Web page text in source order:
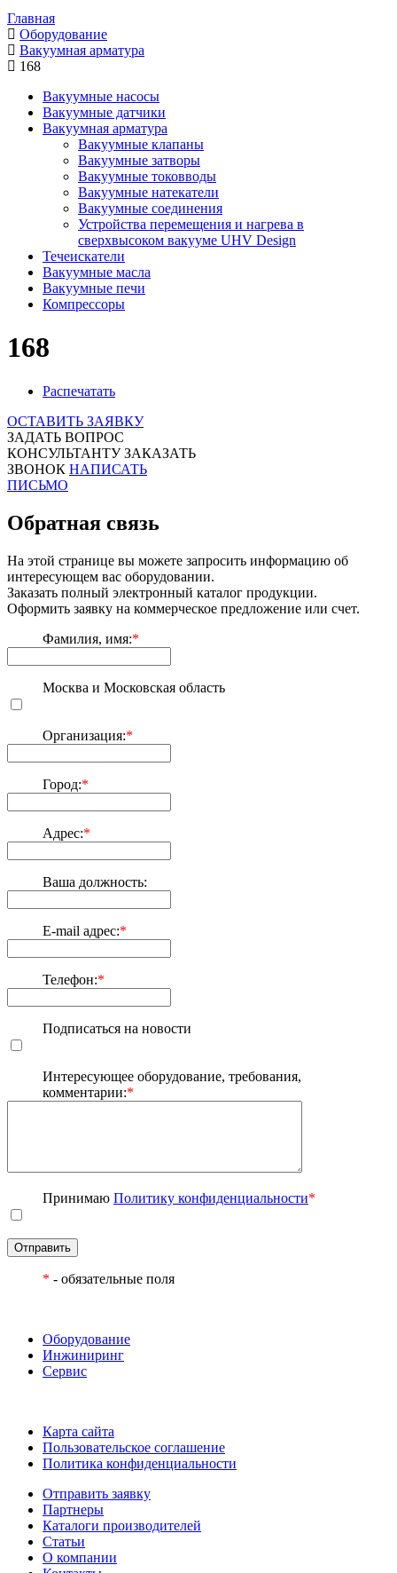
Главная
Оборудование
Вакуумная арматура
168
Вакуумные насосы
Вакуумные датчики
Вакуумная арматура
Вакуумные клапаны
Вакуумные затворы
Вакуумные токовводы
Вакуумные натекатели
Вакуумные соединения
Устройства перемещения и нагрева в
сверхвысоком вакууме UHV Design
Течеискатели
Вакуумные масла
Вакуумные печи
Компрессоры
168
Распечатать
ОСТАВИТЬ ЗАЯВКУ
ЗАДАТЬ ВОПРОС
КОНСУЛЬТАНТУ ЗАКАЗАТЬ
ЗВОНОК НАПИСАТЬ
ПИСЬМО
Обратная связь
На этой странице вы можете запросить информацию об
интересующем вас оборудовании.
Заказать полный электронный каталог продукции.
Оформить заявку на коммерческое предложение или счет.
Фамилия, имя:*
Москва и Московская область
Организация:*
Город:*
Адрес:*
Ваша должность:
E-mail адрес:*
Телефон:*
Подписаться на новости
Интересующее оборудование, требования,
комментарии:*
Принимаю Политику конфиденциальности*
Отправить
* - обязательные поля
Оборудование
Инжиниринг
Сервис
Карта сайта
Пользовательское соглашение
Политика конфиденциальности
Отправить заявку
Партнеры
Каталоги производителей
Статьи
О компании